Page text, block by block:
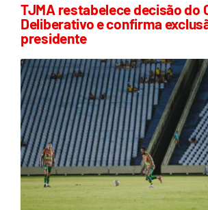
TJMA restabelece decisão do
Deliberativo e confirma
presidente